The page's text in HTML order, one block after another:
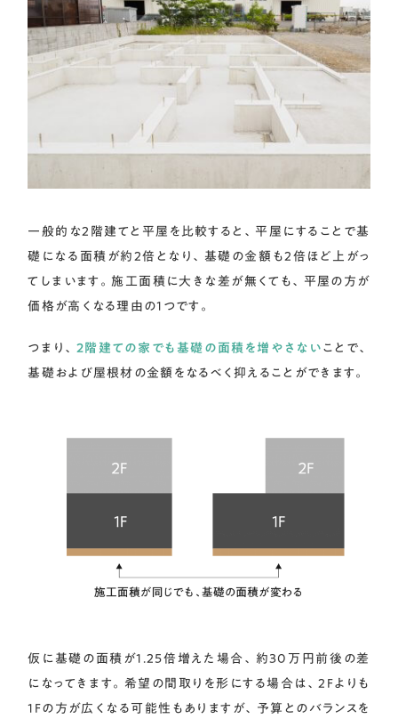
一般的な2階建てと平屋を比較すると、平屋にすることで基
礎になる面積が約2倍となり、基礎の金額も2倍ほど上がっ
てしまいます。施工面積に大きな差が無くても、平屋の方が
価格が高くなる理由の1つです。
つまり、 2階建ての家でも基礎の面積を増やさない ことで、
基礎および屋根材の金額をなるべく抑えることができます。
仮に基礎の面積が1.25倍増えた場合、約30万円前後の差
になってきます。希望の間取りを形にする場合は、2Fよりも
1Fの方が広くなる可能性もありますが、予算とのバランスを